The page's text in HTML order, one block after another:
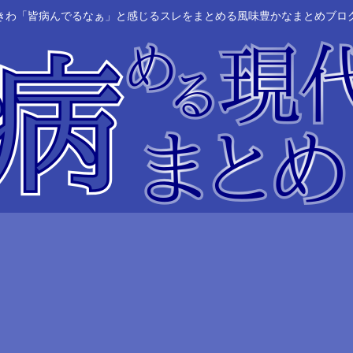
わ「皆病んでるなぁ」と感じるスレをまとめる風味豊かなまとめブロ